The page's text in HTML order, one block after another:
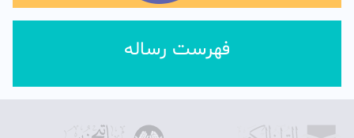
فهرست رساله